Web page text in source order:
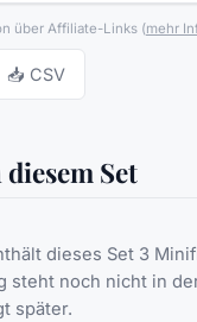
über Affiliate-Links (mehr
📥 CSV
Set
dieses Set 3
steht noch nicht in
später.